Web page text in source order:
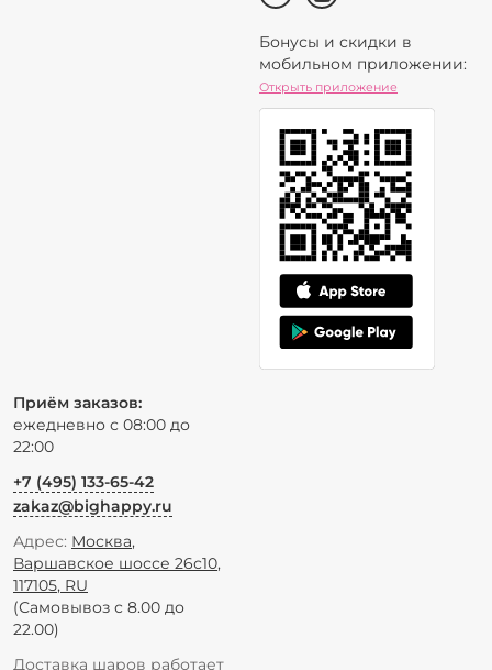
Бонусы и скидки в
мобильном приложении:
Открыть приложение
Приём заказов:
ежедневно с 08:00 до
22:00
+7 (495) 133-65-42
zakaz@bighappy.ru
Адрес: Москва,
Варшавское шоссе 26с10,
117105, RU
(Самовывоз с 8.00 до
22.00)
Доставка шаров работает